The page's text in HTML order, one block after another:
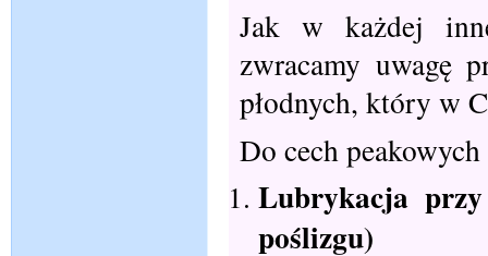
Jak w każdej
zwracamy uwagę
płodnych, który w
Do cech
Lubrykacja
poślizgu)